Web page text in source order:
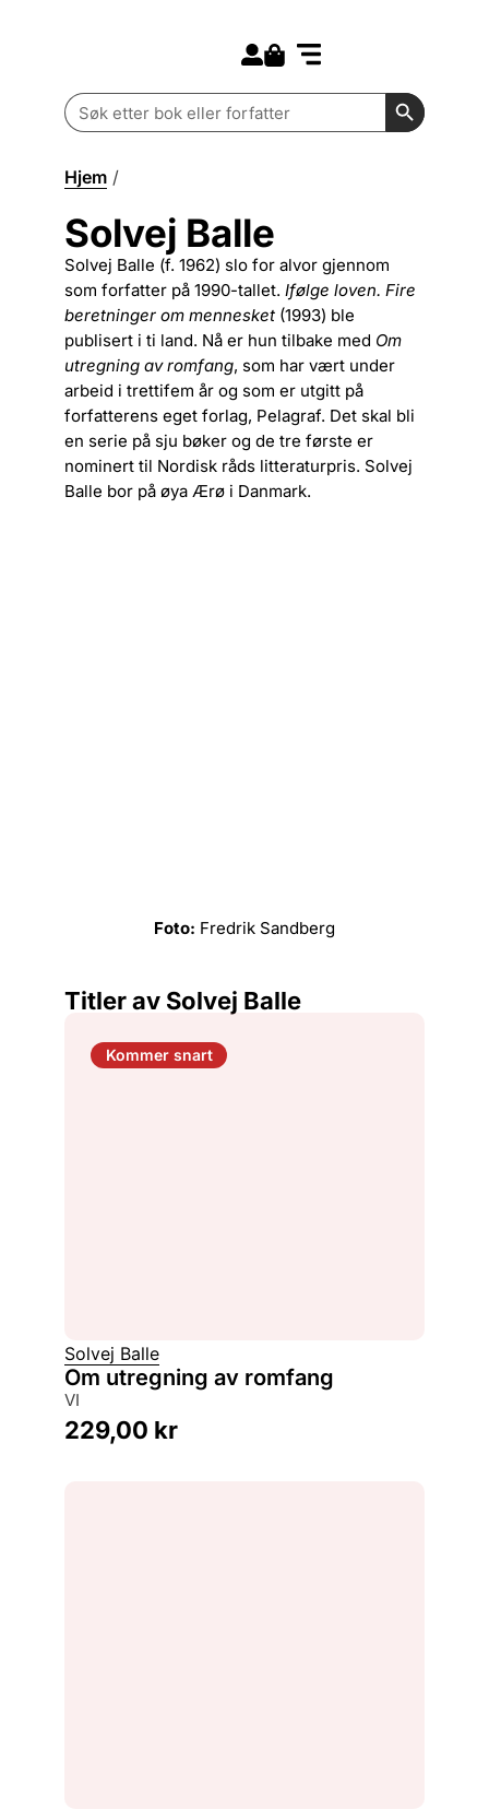
Search
for:
Search
Hjem /
Solvej Balle
Solvej Balle (f. 1962) slo for alvor gjennom
som forfatter på 1990-tallet. Ifølge loven. Fire
beretninger om mennesket (1993) ble
publisert i ti land. Nå er hun tilbake med Om
utregning av romfang, som har vært under
arbeid i trettifem år og som er utgitt på
forfatterens eget forlag, Pelagraf. Det skal bli
en serie på sju bøker og de tre første er
nominert til Nordisk råds litteraturpris. Solvej
Balle bor på øya Ærø i Danmark.
Foto: Fredrik Sandberg
Titler av Solvej Balle
Kommer snart
Solvej Balle
Om utregning av romfang
VI
229,00 kr